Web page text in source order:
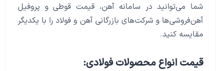
شما می‌توانید در سامانه آهن، قیمت قوطی و پروفیل
آهن‌فروشی‌ها و شرکت‌های بازرگانی آهن و فولاد را با یکدیگر
مقایسه کنید.
قیمت انواع محصولات فولادی: